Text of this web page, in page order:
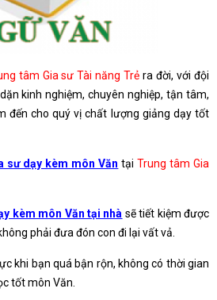
tâm Gia sư Tài năng Trẻ ra đời, với đội
kinh nghiệm, chuyên nghiệp, tận tâm,
đến cho quý vị chất lượng giảng dạy tốt
sư dạy kèm môn Văn tạiTrung tâm Gia
kèm môn Văn tại nhà sẽ tiết kiệm được
phải đưa đón con đi lại vất vả.
khi bạn quá bận rộn, không có thời gian
tốt môn Văn.